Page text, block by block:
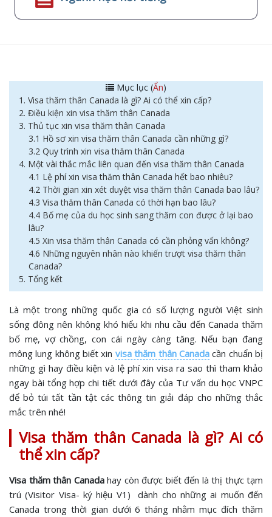
Mục lục (Ẩn)
1. Visa thăm thân Canada là gì? Ai có thể xin cấp?
2. Điều kiện xin visa thăm thân Canada
3. Thủ tục xin visa thăm thân Canada
3.1 Hồ sơ xin visa thăm thân Canada cần những gì?
3.2 Quy trình xin visa thăm thân Canada
4. Một vài thắc mắc liên quan đến visa thăm thân Canada
4.1 Lệ phí xin visa thăm thân Canada hết bao nhiêu?
4.2 Thời gian xin xét duyệt visa thăm thân Canada bao lâu?
4.3 Visa thăm thân Canada có thời hạn bao lâu?
4.4 Bố mẹ của du học sinh sang thăm con được ở lại bao
lâu?
4.5 Xin visa thăm thân Canada có cần phỏng vấn không?
4.6 Những nguyên nhân nào khiến trượt visa thăm thân
Canada?
5. Tổng kết
Là một trong những quốc gia có số lượng người Việt sinh
sống đông nên không khó hiểu khi nhu cầu đến Canada thăm
bố mẹ, vợ chồng, con cái ngày càng tăng. Nếu bạn đang
mông lung không biết xin visa thăm thân Canadacần chuẩn bị
những gì hay điều kiện và lệ phí xin visa ra sao thì tham khảo
ngay bài tổng hợp chi tiết dưới đây của Tư vấn du học VNPC
để bỏ túi tất tần tật các thông tin giải đáp cho những thắc
mắc trên nhé!
Visa thăm thân Canada là gì? Ai có
thể xin cấp?
Visa thăm thân Canadahay còn được biết đến là thị thực tạm
trú (Visitor Visa- ký hiệu V1) dành cho những ai muốn đến
Canada trong thời gian dưới 6 tháng nhằm mục đích thăm